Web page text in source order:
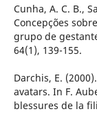
Cunha, A. C. B.,
Concepções
grupo de
64(1), 139-155.
Darchis, E.
avatars. In F.
blessures de la